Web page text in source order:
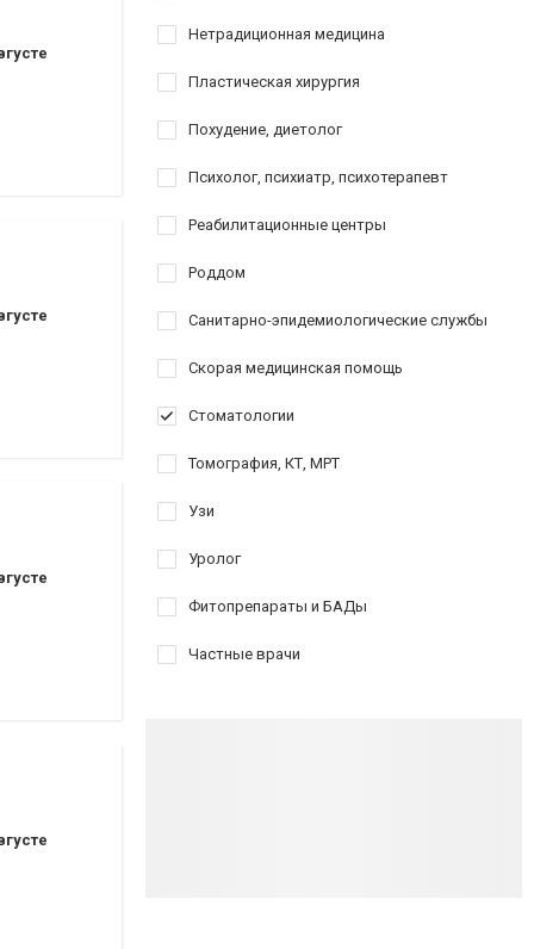
Нетрадиционная медицина
Пластическая хирургия
Похудение, диетолог
Психолог, психиатр, психотерапевт
Реабилитационные центры
Роддом
Санитарно-эпидемиологические службы
Скорая медицинская помощь
Стоматологии
Томография, КТ, МРТ
Узи
Уролог
Фитопрепараты и БАДы
Частные врачи